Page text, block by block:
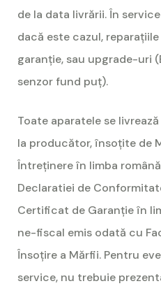
de la data livrării. În
dacă este cazul,
garanție, sau upgrade-uri
senzor fund puț).
Toate aparatele se
la producător, însoțite de
Întreținere în limba
Declaratiei de
Certificat de Garanție în
ne-fiscal emis odată cu
Însoțire a Mărfii. Pentru
service, nu trebuie